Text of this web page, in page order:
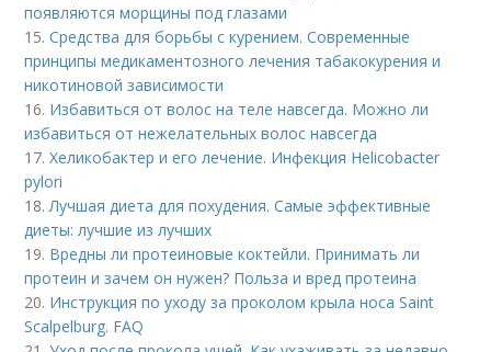
появляются морщины под глазами
15.Средства для борьбы с курением. Современные
принципы медикаментозного лечения табакокурения и
никотиновой зависимости
16. Избавиться от волос на теле навсегда. Можно ли
избавиться от нежелательных волос навсегда
17.Хеликобактер и его лечение. Инфекция Helicobacter
pylori
18.Лучшая диета для похудения. Самые эффективные
диеты: лучшие из лучших
19. Вредны ли протеиновые коктейли. Принимать ли
протеин и зачем он нужен? Польза и вред протеина
20. Инструкция по уходу за проколом крыла носа Saint
Scalpelburg. FAQ